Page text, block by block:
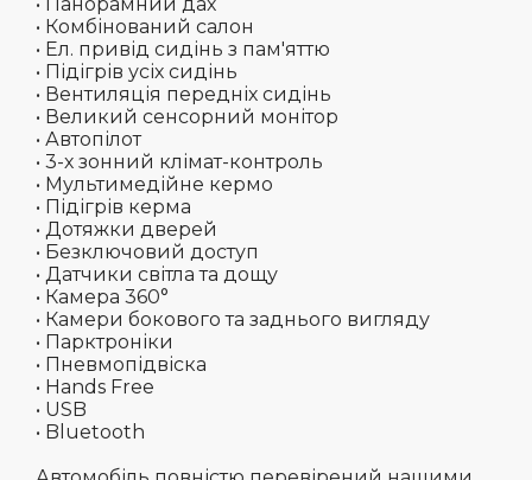
• Комбінований салон
• Ел. привід сидінь з пам'яттю
• Підігрів усіх сидінь
• Вентиляція передніх сидінь
• Великий сенсорний монітор
• Автопілот
• 3-х зонний клімат-контроль
• Мультимедійне кермо
• Підігрів керма
• Дотяжки дверей
• Безключовий доступ
• Датчики світла та дощу
• Камера 360°
• Камери бокового та заднього вигляду
• Парктроніки
• Пневмопідвіска
• Hands Free
• USB
• Bluetooth